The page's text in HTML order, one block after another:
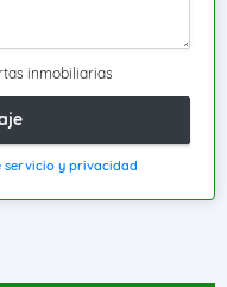
inmobiliarias
servicio y privacidad